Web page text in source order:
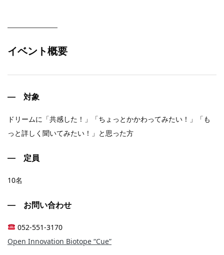
イベント概要
対象
ドリームに「共感した！」「ちょっとかかわってみたい！」「も
っと詳しく聞いてみたい！」と思った方
定員
10名
お問い合わせ
052-551-3170
Open Innovation Biotope “Cue”